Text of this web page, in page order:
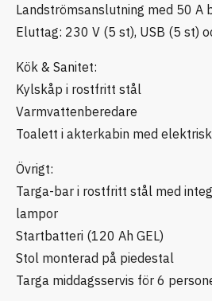
Landströmsanslutning med 50 A
Eluttag: 230 V (5 st), USB (5 st)
Kök & Sanitet:
Kylskåp i rostfritt stål
Varmvattenberedare
Toalett i akterkabin med
Övrigt:
Targa-bar i rostfritt stål med
lampor
Startbatteri (120 Ah GEL)
Stol monterad på piedestal
Targa middagsservis för 6